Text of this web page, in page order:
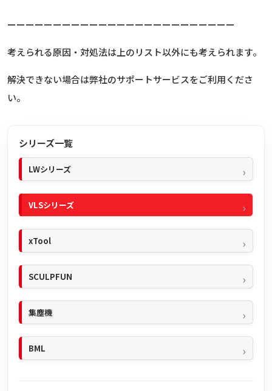
ーーーーーーーーーーーーーーーーーーーーーーーーー
考えられる原因・対処法は上のリスト以外にも考えられます。
解決できない場合は弊社のサポートサービスをご利用くださ
い。
シリーズ一覧
LWシリーズ
VLSシリーズ
xTool
SCULPFUN
集塵機
BML